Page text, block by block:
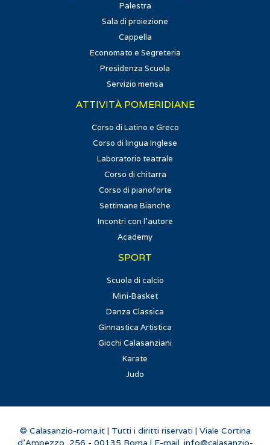
Palestra
Sala di proiezione
Cappella
Economato e Segreteria
Presidenza Scuola
Servizio mensa
ATTIVITÀ POMERIDIANE
Corso di Latino e Greco
Corso di lingua Inglese
Laboratorio teatrale
Corso di chitarra
Corso di pianoforte
Settimane Bianche
Incontri con l'autore
Academy
SPORT
Scuola di calcio
Mini-Basket
Danza Classica
Ginnastica Artistica
Giochi Calasanziani
Karate
Judo
© Calasanzio-roma.it | Tutti i diritti riservati | Viale Cortina
d'Ampezzo, 256 - 00135 Roma | E-mail. info@calasanzio-